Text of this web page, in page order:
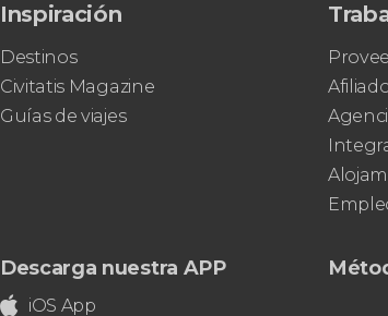
descubrir la capital
Inspiración
Destinos
Civitatis Magazine
Guías de viajes
Descarga nuestra APP
iOS App